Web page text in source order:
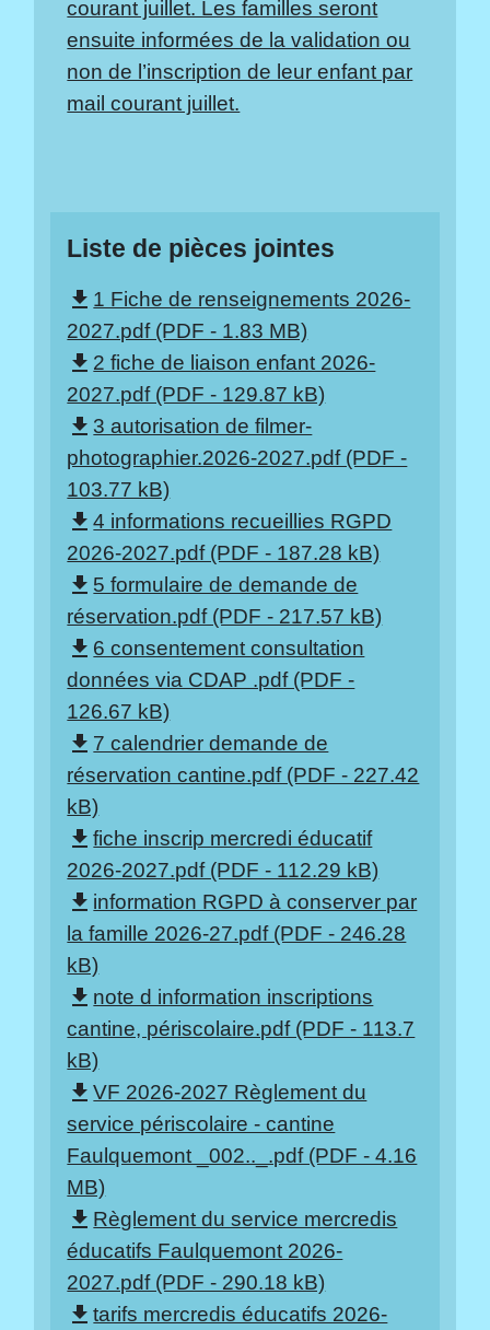
courant juillet. Les familles seront
ensuite informées de la validation ou
non de l’inscription de leur enfant par
mail courant juillet.
Liste de pièces jointes
file_download 1 Fiche de renseignements 2026-
2027.pdf (PDF - 1.83 MB)
file_download 2 fiche de liaison enfant 2026-
2027.pdf (PDF - 129.87 kB)
file_download 3 autorisation de filmer-
photographier.2026-2027.pdf (PDF -
103.77 kB)
file_download4 informations recueillies RGPD
2026-2027.pdf (PDF - 187.28 kB)
file_download 5 formulaire de demande de
réservation.pdf (PDF - 217.57 kB)
file_download 6 consentement consultation
données via CDAP .pdf (PDF -
126.67 kB)
file_download 7 calendrier demande de
réservation cantine.pdf (PDF - 227.42
kB)
file_downloadfiche inscrip mercredi éducatif
2026-2027.pdf (PDF - 112.29 kB)
file_download information RGPD à conserver par
la famille 2026-27.pdf (PDF - 246.28
kB)
file_download note d information inscriptions
cantine, périscolaire.pdf (PDF - 113.7
kB)
file_downloadVF 2026-2027 Règlement du
service périscolaire - cantine
Faulquemont _002.._.pdf (PDF - 4.16
MB)
file_download Règlement du service mercredis
éducatifs Faulquemont 2026-
2027.pdf (PDF - 290.18 kB)
file_downloadtarifs mercredis éducatifs 2026-